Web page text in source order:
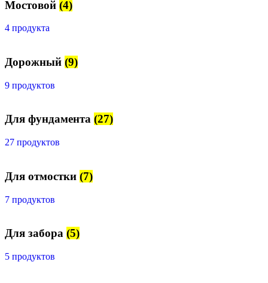
Мостовой (4)
4 продукта
Дорожный (9)
9 продуктов
Для фундамента (27)
27 продуктов
Для отмостки (7)
7 продуктов
Для забора (5)
5 продуктов